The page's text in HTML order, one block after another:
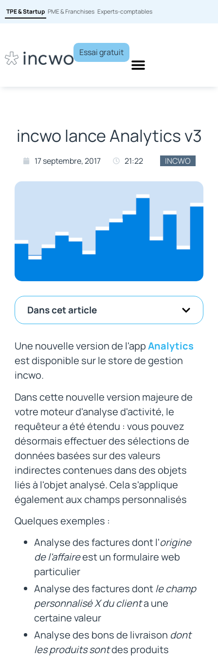
TPE & Startup PME & Franchises Experts-comptables
Essai gratuit
incwo lance Analytics v3
17 septembre, 2017 21:22 INCWO
Dans cet article
Une nouvelle version de l'appAnalytics
est disponible sur le store de gestion
incwo.
Dans cette nouvelle version majeure de
votre moteur d'analyse d'activité, le
requêteur a été étendu : vous pouvez
désormais effectuer des sélections de
données basées sur des valeurs
indirectes contenues dans des objets
liés à l'objet analysé. Cela s'applique
également aux champs personnalisés
Quelques exemples :
Analyse des factures dont l'origine
de l'affaireest un formulaire web
particulier
Analyse des factures dontle champ
personnalisé X du clienta une
certaine valeur
Analyse des bons de livraison dont
les produits sontdes produits